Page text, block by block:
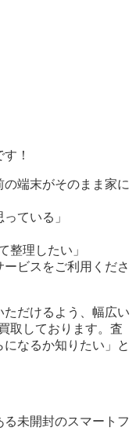
！
の端末がそのまま家に
ている」
整理したい」
ビスをご利用くださ
だけるよう、幅広い
取しております。査
なるか知りたい」と
未開封のスマートフ